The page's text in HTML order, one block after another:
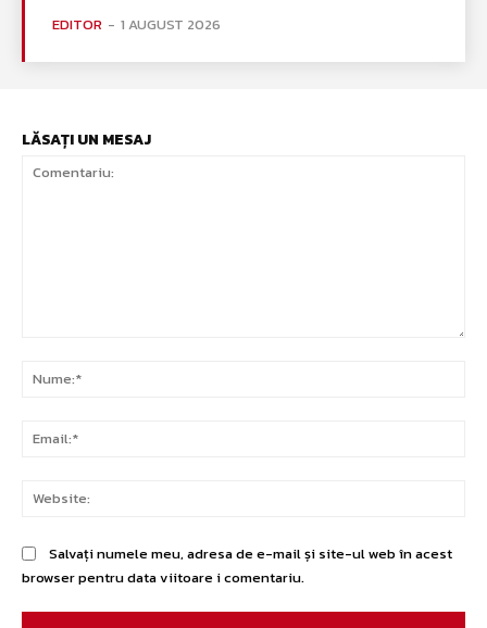
EDITOR - 1 AUGUST 2026
LĂSAȚI UN MESAJ
Salvați numele meu, adresa de e-mail și site-ul web în acest
browser pentru data viitoare i comentariu.